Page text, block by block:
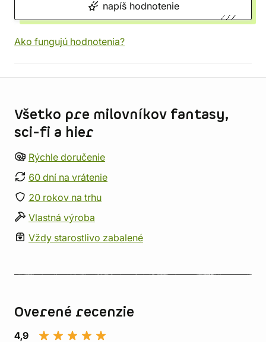
napíš hodnotenie
Ako fungujú hodnotenia?
Všetko pre milovníkov fantasy,
sci-fi a hier
Rýchle doručenie
60 dní na vrátenie
20 rokov na trhu
Vlastná výroba
Vždy starostlivo zabalené
Overené recenzie
4,9